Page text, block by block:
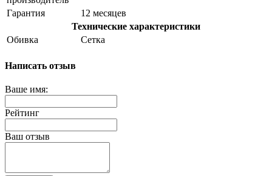
Гарантия
12 месяцев
Технические характеристики
Обивка
Сетка
Написать отзыв
Ваше имя:
Рейтинг
Ваш отзыв